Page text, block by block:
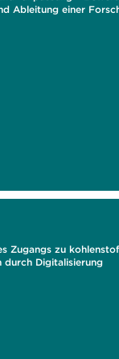
Ableitung einer
Zugangs zu
durch Digitalisierung